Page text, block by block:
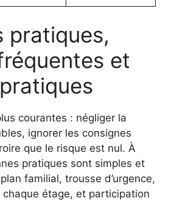
pratiques,
et
courantes : négliger la
ignorer les consignes
que le risque est nul. À
pratiques sont simples et
familial, trousse d’urgence,
étage, et participation